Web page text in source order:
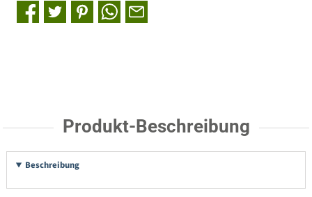
Produkt-Beschreibung
Beschreibung